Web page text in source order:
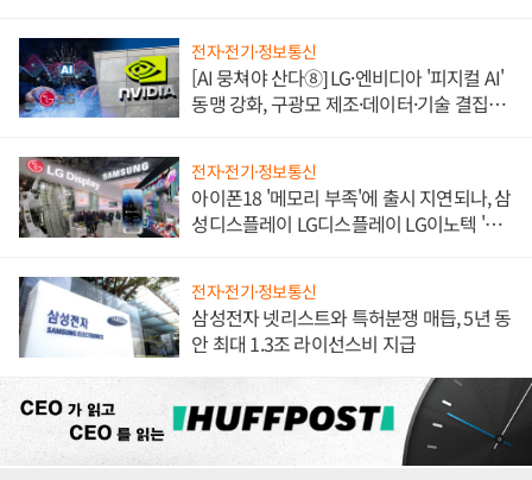
전자·전기·정보통신
[AI 뭉쳐야 산다⑧] LG·엔비디아 '피지컬 AI'
동맹 강화, 구광모 제조·데이터·기술 결집
전자·전기·정보통신
아이폰18 '메모리 부족'에 출시 지연되나, 삼
성디스플레이 LG디스플레이 LG이노텍 '탈
전자·전기·정보통신
삼성전자 넷리스트와 특허분쟁 매듭, 5년 동
안 최대 1.3조 라이선스비 지급